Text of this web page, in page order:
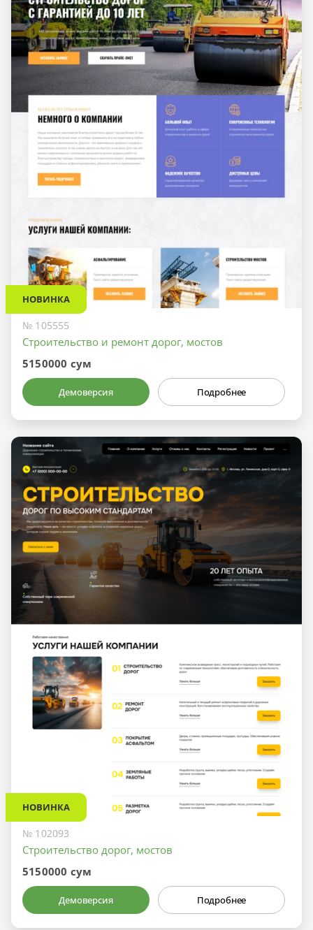
НОВИНКА
№ 105555
Строительство и ремонт дорог, мостов
5150000 сум
Демоверсия Подробнее
НОВИНКА
№ 102093
Строительство дорог, мостов
5150000 сум
Демоверсия Подробнее